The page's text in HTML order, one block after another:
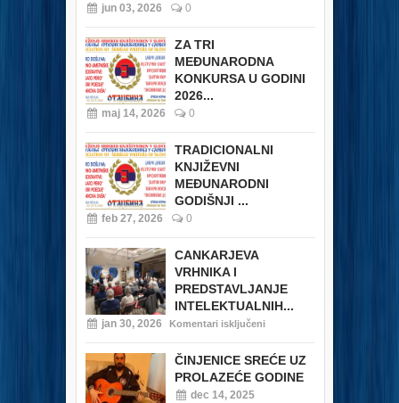
jun 03, 2026 0
ZA TRI
MEĐUNARODNA
KONKURSA U GODINI
2026...
maj 14, 2026 0
TRADICIONALNI
KNJIŽEVNI
MEĐUNARODNI
GODIŠNJI ...
feb 27, 2026 0
CANKARJEVA
VRHNIKA I
PREDSTAVLJANJE
INTELEKTUALNIH...
jan 30, 2026 Komentari isključeni
ČINJENICE SREĆE UZ
PROLAZEĆE GODINE
dec 14, 2025